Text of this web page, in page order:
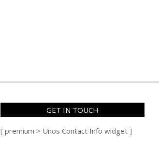
GET IN TOUCH
[ premium > Unos Contact Info widget ]